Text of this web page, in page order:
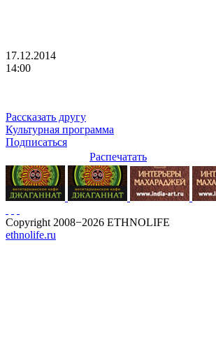
17.12.2014
14:00
Рассказать другу
Культурная программа
Подписаться
Распечатать
Copyright 2008−2026 ETHNOLIFE
ethnolife.ru